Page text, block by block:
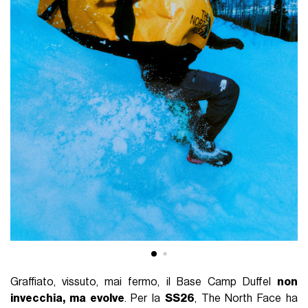
Graffiato, vissuto, mai fermo, il Base Camp Duffel non
invecchia, ma evolve. Per la SS26, The North Face ha